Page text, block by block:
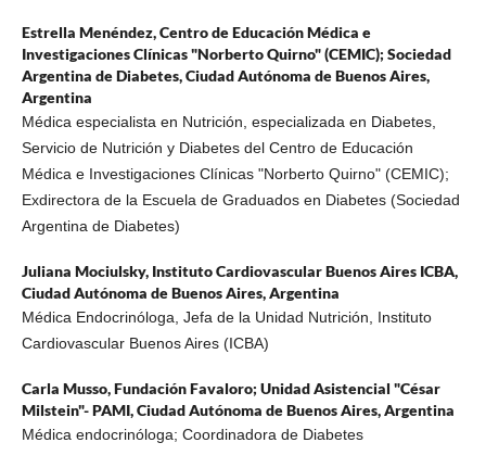
Estrella Menéndez,Centro de Educación Médica e
Investigaciones Clínicas "Norberto Quirno" (CEMIC); Sociedad
Argentina de Diabetes, Ciudad Autónoma de Buenos Aires,
Argentina
Médica especialista en Nutrición, especializada en Diabetes,
Servicio de Nutrición y Diabetes del Centro de Educación
Médica e Investigaciones Clínicas "Norberto Quirno" (CEMIC);
Exdirectora de la Escuela de Graduados en Diabetes (Sociedad
Argentina de Diabetes)
Juliana Mociulsky, Instituto Cardiovascular Buenos Aires ICBA,
Ciudad Autónoma de Buenos Aires, Argentina
Médica Endocrinóloga, Jefa de la Unidad Nutrición, Instituto
Cardiovascular Buenos Aires (ICBA)
Carla Musso,Fundación Favaloro; Unidad Asistencial "César
Milstein"- PAMI, Ciudad Autónoma de Buenos Aires, Argentina
Médica endocrinóloga; Coordinadora de Diabetes